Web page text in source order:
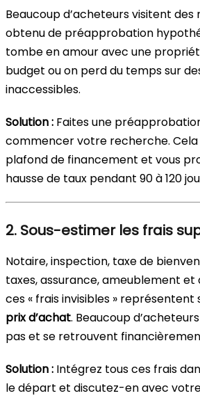
Beaucoup d’acheteurs visitent des
obtenu de préapprobation
tombe en amour avec une
budget ou on perd du temps sur
inaccessibles.
Solution : Faites une
commencer votre recherche. Cela
plafond de financement et vous
hausse de taux pendant 90 à 120
2. Sous-estimer les frais
Notaire, inspection, taxe de
taxes, assurance, ameublement
ces « frais invisibles » représentent
prix d’achat. Beaucoup
pas et se retrouvent
Solution : Intégrez tous ces frais
le départ et discutez-en avec